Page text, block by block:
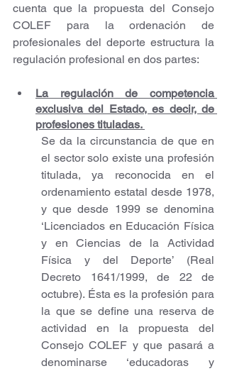
cuenta que la propuesta del Consejo
COLEF para la ordenación de
profesionales del deporte estructura la
regulación profesional en dos partes:
La regulación de competencia
exclusiva del Estado, es decir, de
profesiones tituladas.
Se da la circunstancia de que en
el sector solo existe una profesión
titulada, ya reconocida en el
ordenamiento estatal desde 1978,
y que desde 1999 se denomina
‘Licenciados en Educación Física
y en Ciencias de la Actividad
Física y del Deporte’ (Real
Decreto 1641/1999, de 22 de
octubre). Ésta es la profesión para
la que se define una reserva de
actividad en la propuesta del
Consejo COLEF y que pasará a
denominarse ‘educadoras y